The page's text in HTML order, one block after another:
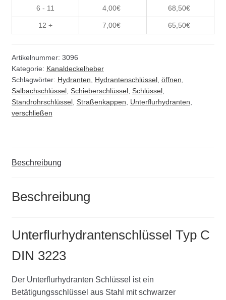
Sonderaktionen
Vermessung
Verschiedenes
6 - 11 4,00€ 68,50€
12 + 7,00€ 65,50€
Artikelnummer: 3096
Kategorie: Kanaldeckelheber
Schlagwörter: Hydranten Hydrantenschlüssel, öffnen
Salbachschlüssel, Schieberschlüssel, Schlüssel,
Standrohrschlüssel, Straßenkappen Unterflurhydranten
verschließen
Beschreibung
Beschreibung
Unterflurhydrantenschlüssel Typ C
DIN 3223
Der Unterflurhydranten Schlüssel ist ein
Betätigungsschlüssel aus Stahl mit schwarzer